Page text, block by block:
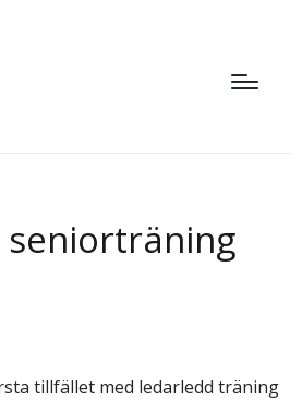
tillfället med ledarledd träning